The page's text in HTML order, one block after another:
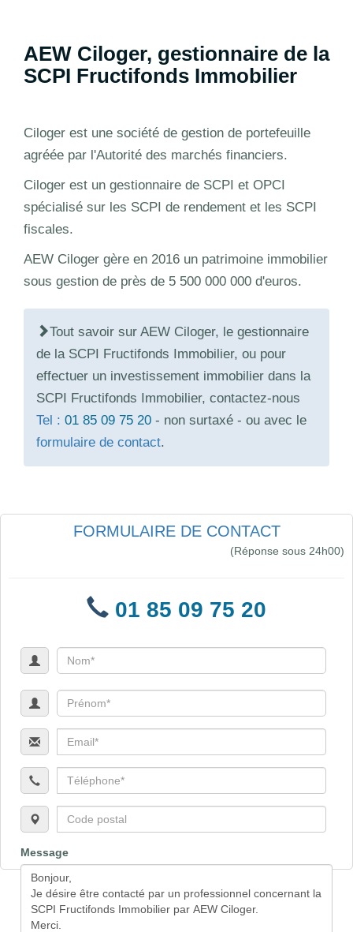
AEW Ciloger, gestionnaire de la
SCPI Fructifonds Immobilier
Ciloger est une société de gestion de portefeuille
agréée par l'Autorité des marchés financiers.
Ciloger est un gestionnaire de SCPI et OPCI
spécialisé sur les SCPI de rendement et les SCPI
fiscales.
AEW Ciloger gère en 2016 un patrimoine immobilier
sous gestion de près de 5 500 000 000 d'euros.
Tout savoir sur AEW Ciloger, le gestionnaire
de la SCPI Fructifonds Immobilier, ou pour
effectuer un investissement immobilier dans la
SCPI Fructifonds Immobilier, contactez-nous
Tel : 01 85 09 75 20 - non surtaxé - ou avec le
formulaire de contact.
FORMULAIRE DE CONTACT
(Réponse sous 24h00)
01 85 09 75 20
Message